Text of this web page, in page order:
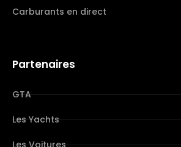
Carburants en direct
Partenaires
GTA
Les Yachts